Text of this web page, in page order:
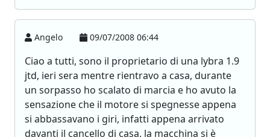
Angelo 09/07/2008 06:44
Ciao a tutti, sono il proprietario di una lybra 1.9
jtd, ieri sera mentre rientravo a casa, durante
un sorpasso ho scalato di marcia e ho avuto la
sensazione che il motore si spegnesse appena
si abbassavano i giri, infatti appena arrivato
davanti il cancello di casa, la macchina si è